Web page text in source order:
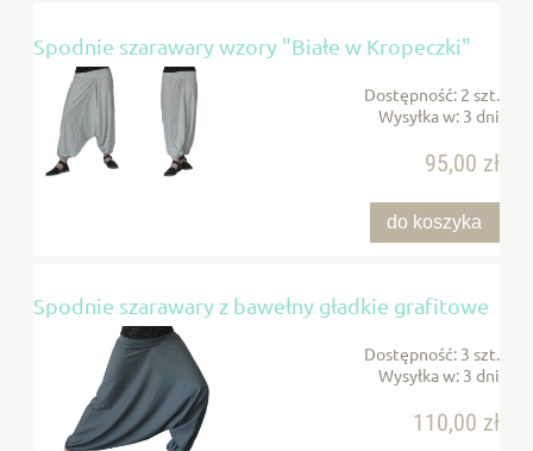
Spodnie szarawary wzory "Białe w Kropeczki"
Dostępność: 2 szt.
Wysyłka w: 3 dni
95,00 zł
do koszyka
Spodnie szarawary z bawełny gładkie grafitowe
Dostępność: 3 szt.
Wysyłka w: 3 dni
110,00 zł